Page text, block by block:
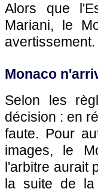
Alors que
Mariani, le
avertissement.
Monaco
Selon les
décision : en
faute. Pour
images, le
l'arbitre aurait
la suite de la